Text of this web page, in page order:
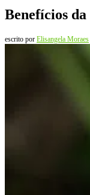
Benefícios da
escrito por Elisangela Moraes